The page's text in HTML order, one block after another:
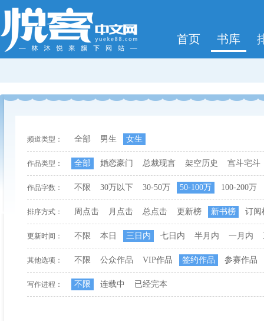
首页 书库
频道类型： 全部 男生 女生
作品类型： 全部 婚恋豪门 总裁现言 架空历史 宫斗宅斗
作品字数： 不限 30万以下 30-50万 50-100万 100-200万
排序方式： 周点击 月点击 总点击 更新榜 新书榜 订阅
更新时间： 不限 本日 三日内 七日内 半月内 一月内
其他选项： 不限 公众作品 VIP作品 签约作品 参赛作品
写作进程： 不限 连载中 已经完本